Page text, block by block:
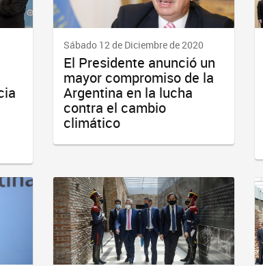
Sábado 12 de Diciembre de 2020
El Presidente anunció un
mayor compromiso de la
Argentina en la lucha
contra el cambio
climático